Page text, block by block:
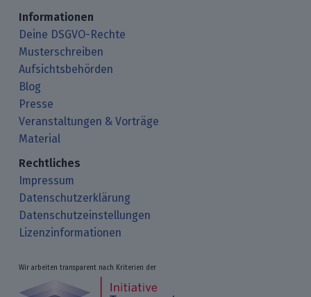
Informationen
Deine DSGVO-Rechte
Musterschreiben
Aufsichtsbehörden
Blog
Presse
Veranstaltungen & Vorträge
Material
Rechtliches
Impressum
Datenschutzerklärung
Datenschutzeinstellungen
Lizenzinformationen
Wir arbeiten transparent nach Kriterien der